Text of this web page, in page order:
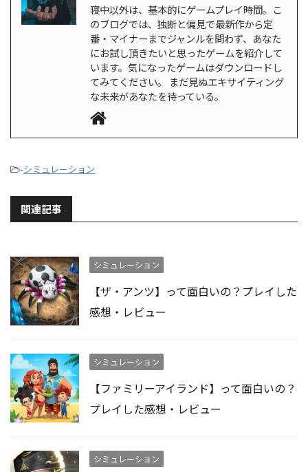
寝中以外は、基本的にゲームプレイ時間。こ
のブログでは、独断と偏見で最新作から定
番・マイナーまでジャンルを問わず、あなた
にお試し頂きたいと思ったゲームを紹介して
います。気になったゲームはダウンロードし
てみてください。 まだ見ぬエキサイティング
な未来があなたを待っている。
-シミュレーション
関連記事
シミュレーション
【ザ・アンツ】って面白いの？プレイした
感想・レビュー
シミュレーション
【ファミリーアイランド】って面白いの？
プレイした感想・レビュー
シミュレーション